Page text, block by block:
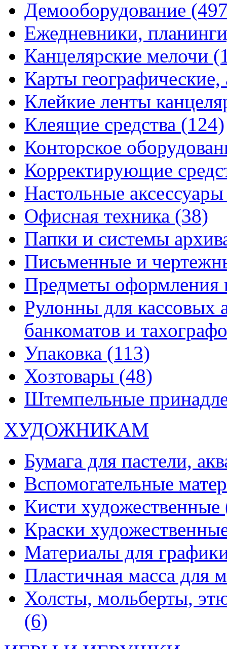
Демооборудование
Ежедневники,
Канцелярские мелочи
Карты
Клейкие ленты
Клеящие средства (124)
Конторское
Корректирующие
Настольные
Офисная техника (38)
Папки и системы
Письменные и
Предметы оформления
Рулонны для кассовых
банкоматов и
Упаковка (113)
Хозтовары (48)
Штемпельные
ХУДОЖНИКАМ
Бумага для пастели,
Вспомогательные
Кисти художественные
Краски
Материалы для
Пластичная масса для
Холсты, мольберты,
(6)